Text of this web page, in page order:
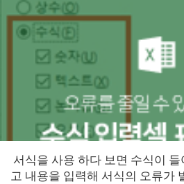
서식을 사용 하다 보면 수식이
고 내용을 입력해 서식의 오류가